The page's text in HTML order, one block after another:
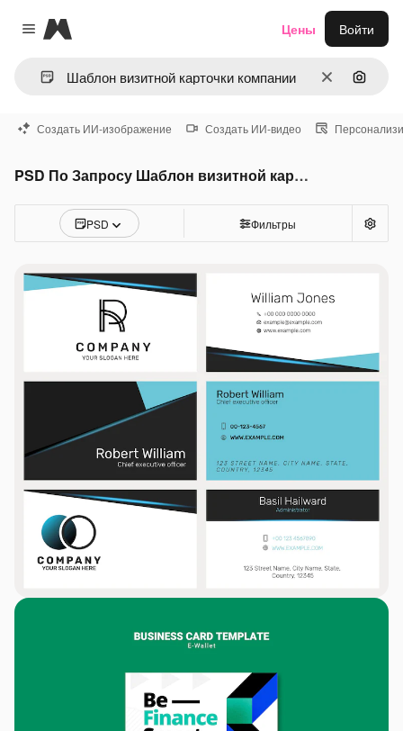
Close menu
Magnific
ОчиститьПоиск
Цены Войти
Создать ИИ-изображение Создать ИИ-видео
PSD По Запросу Шаблон визитной карточки компании
PSD Фильтры